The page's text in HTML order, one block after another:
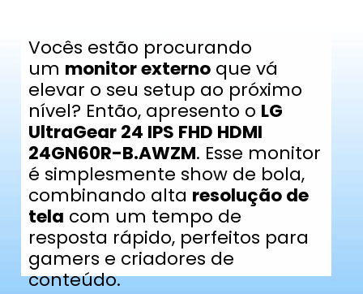
Vocês estão procurando
um monitor externoque vá
elevar o seu setup ao próximo
nível? Então, apresento o LG
UltraGear 24 IPS FHD HDMI
24GN60R-B.AWZM. Esse monitor
é simplesmente show de bola,
combinando alta resolução de
tela com um tempo de
resposta rápido, perfeitos para
gamers e criadores de
conteúdo.